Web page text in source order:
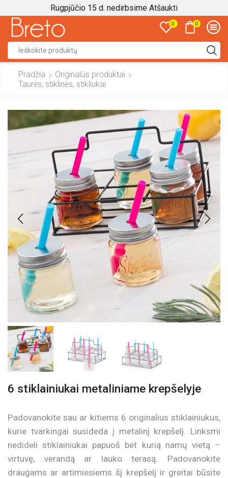
Rugpjūčio 15 d. nedirbsime Atšaukti
0 0
input
Pradžia
Originalūs produktai
Taurės, stiklinės, stikliukai
6 stiklainiukai metaliniame krepšelyje
Padovanokite sau ar kitiems 6 originalius stiklainiukus,
kurie tvarkingai susideda į metalinį krepšelį. Linksmi
nedideli stiklainiukai papuoš bet kurią namų vietą –
virtuvę, verandą ar lauko terasą. Padovanokite
draugams ar artimiesiems šį krepšelį ir greitai būsite